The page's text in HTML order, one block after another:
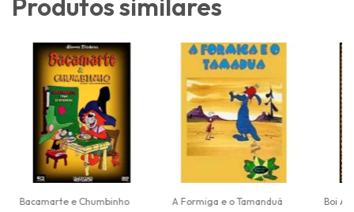
Bacamarte e Chumbinho
A Formiga e o Tamanduá
Boi